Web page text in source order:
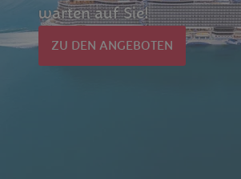
warten auf Sie!
ZU DEN ANGEBOTEN